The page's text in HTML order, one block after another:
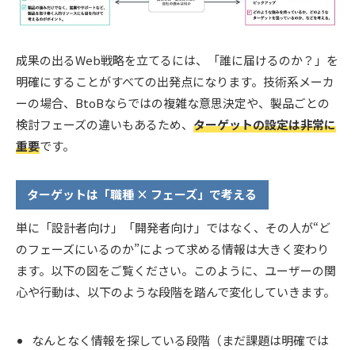
成果の出るWeb戦略を立てるには、「誰に届けるのか？」を
明確にすることがすべての出発点になります。技術系メーカ
ーの場合、BtoBならではの複雑な意思決定や、製品ごとの
検討フェーズの違いもあるため、 ターゲットの設定は非常に
重要です。
ターゲットは「職種 × フェーズ」で考える
単に「設計者向け」「開発者向け」ではなく、その人が“ど
のフェーズにいるのか”によって求める情報は大きく変わり
ます。以下の図をご覧ください。このように、ユーザーの関
心や行動は、以下のような段階を踏んで変化していきます。
なんとなく情報を探している段階（まだ課題は明確では